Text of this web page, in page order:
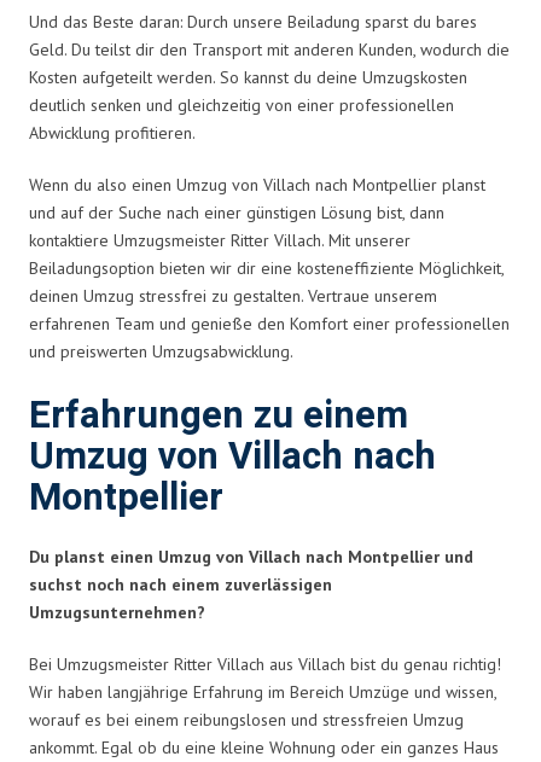
Und das Beste daran: Durch unsere Beiladung sparst du bares
Geld. Du teilst dir den Transport mit anderen Kunden, wodurch die
Kosten aufgeteilt werden. So kannst du deine Umzugskosten
deutlich senken und gleichzeitig von einer professionellen
Abwicklung profitieren.
Wenn du also einen Umzug von Villach nach Montpellier planst
und auf der Suche nach einer günstigen Lösung bist, dann
kontaktiere Umzugsmeister Ritter Villach. Mit unserer
Beiladungsoption bieten wir dir eine kosteneffiziente Möglichkeit,
deinen Umzug stressfrei zu gestalten. Vertraue unserem
erfahrenen Team und genieße den Komfort einer professionellen
und preiswerten Umzugsabwicklung.
Erfahrungen zu einem
Umzug von Villach nach
Montpellier
Du planst einen Umzug von Villach nach Montpellier und
suchst noch nach einem zuverlässigen
Umzugsunternehmen?
Bei Umzugsmeister Ritter Villach aus Villach bist du genau richtig!
Wir haben langjährige Erfahrung im Bereich Umzüge und wissen,
worauf es bei einem reibungslosen und stressfreien Umzug
ankommt. Egal ob du eine kleine Wohnung oder ein ganzes Haus